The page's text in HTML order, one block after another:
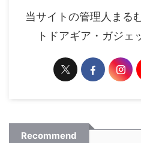
当サイトの管理人まる
トドアギア・ガジェ
Recommend